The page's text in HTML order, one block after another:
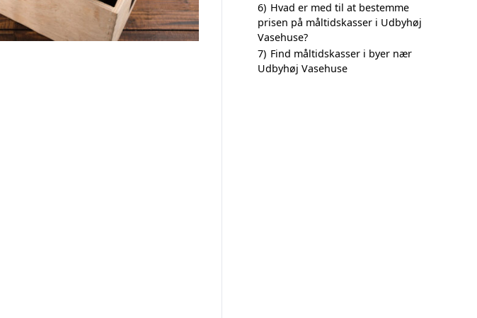
6) Hvad er med til at bestemme
prisen på måltidskasser i Udbyhøj
Vasehuse?
7) Find måltidskasser i byer nær
Udbyhøj Vasehuse